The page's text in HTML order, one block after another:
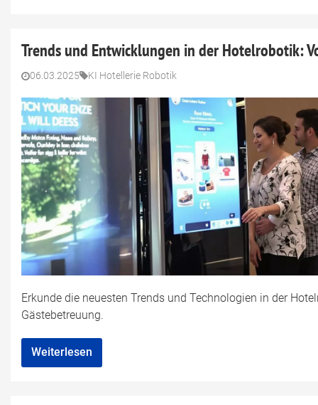
Trends und Entwicklungen in der Hotelrobotik:
06.03.2025 KI Hotellerie Robotik
Erkunde die neuesten Trends und Technologien in der
Gästebetreuung.
Weiterlesen